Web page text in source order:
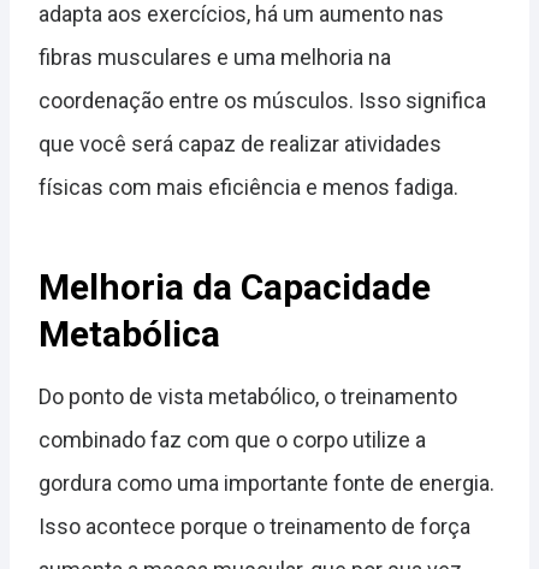
adapta aos exercícios, há um aumento nas
fibras musculares e uma melhoria na
coordenação entre os músculos. Isso significa
que você será capaz de realizar atividades
físicas com mais eficiência e menos fadiga.
Melhoria da Capacidade
Metabólica
Do ponto de vista metabólico, o treinamento
combinado faz com que o corpo utilize a
gordura como uma importante fonte de energia.
Isso acontece porque o treinamento de força